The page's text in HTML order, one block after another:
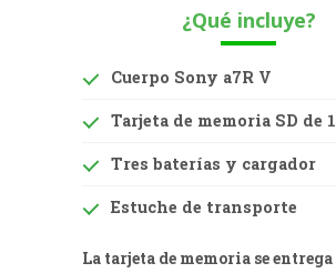
¿Qué incluye?
Cuerpo Sony a7R V
Tarjeta de memoria SD de
Tres baterías y cargador
Estuche de transporte
La tarjeta de memoria se